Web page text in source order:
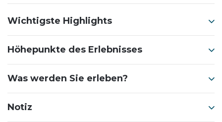
Wichtigste Highlights
Höhepunkte des Erlebnisses
Was werden Sie erleben?
Notiz